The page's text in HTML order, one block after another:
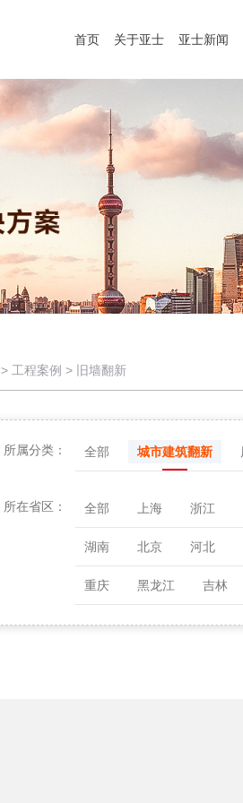
首页 关于亚士 亚士新闻
> 工程案例 > 旧墙翻新
所属分类： 全部 城市建筑翻新
所在省区： 全部 上海 浙江
湖南 北京 河北
重庆 黑龙江 吉林